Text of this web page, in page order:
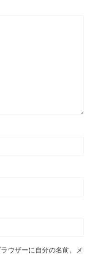
ウザーに自分の名前、メ